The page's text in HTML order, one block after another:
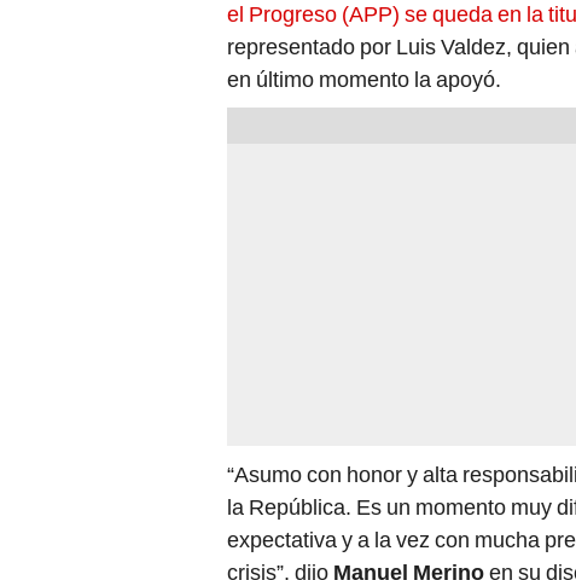
el Progreso (APP) se queda en la
representado por Luis Valdez,
en último momento la apoyó.
“Asumo con honor y alta
la República. Es un momento muy
expectativa y a la vez con mucha
crisis”, dijo Manuel Merinoen su